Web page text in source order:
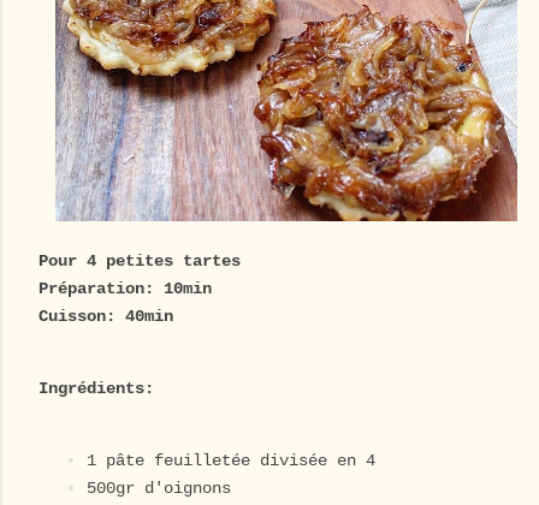
Pour 4 petites tartes
Préparation: 10min
Cuisson: 40min
Ingrédients:
1 pâte feuilletée divisée en 4
500gr d'oignons